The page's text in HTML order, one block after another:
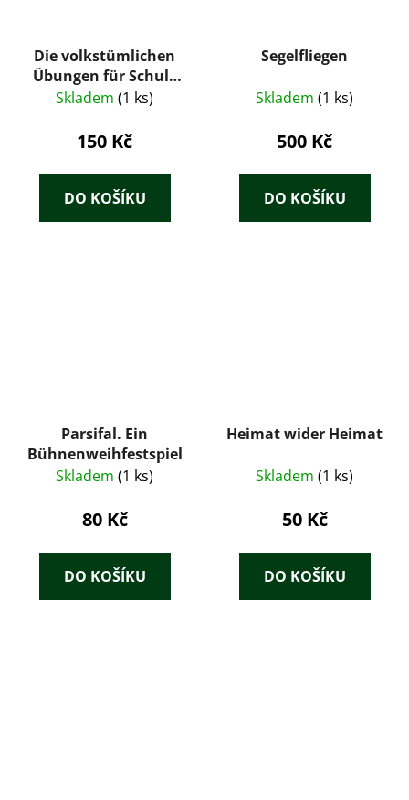
Die volkstümlichen
Übungen für Schule
und Jugendpflege
Skladem (1 ks)
150 Kč
DO KOŠÍKU
Segelfliegen
Skladem (1 ks)
500 Kč
DO KOŠÍKU
Parsifal. Ein
Bühnenweihfestspiel
Skladem (1 ks)
80 Kč
DO KOŠÍKU
Heimat wider Heimat
Skladem (1 ks)
50 Kč
DO KOŠÍKU